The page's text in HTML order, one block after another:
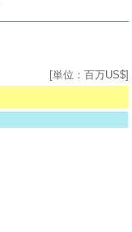
[単位：百万US$]